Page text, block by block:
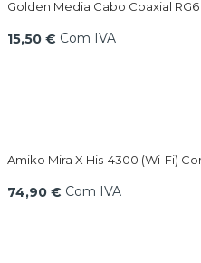
Golden Media Cabo Coaxial RG6
15,50 € Com IVA
Amiko Mira X His-4300 (Wi-Fi)
74,90 € Com IVA